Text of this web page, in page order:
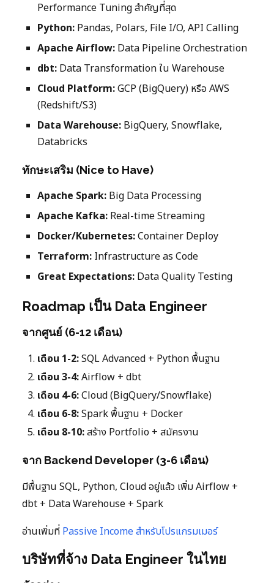
Performance Tuning สำคัญที่สุด
Python: Pandas, Polars, File I/O, API Calling
Apache Airflow: Data Pipeline Orchestration
dbt: Data Transformation ใน Warehouse
Cloud Platform:GCP (BigQuery) หรือ AWS
(Redshift/S3)
Data Warehouse: BigQuery, Snowflake,
Databricks
ทักษะเสริม (Nice to Have)
Apache Spark: Big Data Processing
Apache Kafka: Real-time Streaming
Docker/Kubernetes:Container Deploy
Terraform: Infrastructure as Code
Great Expectations: Data Quality Testing
Roadmap เป็น Data Engineer
จากศูนย์ (6-12 เดือน)
เดือน 1-2:SQL Advanced + Python พื้นฐาน
เดือน 3-4:Airflow + dbt
เดือน 4-6:Cloud (BigQuery/Snowflake)
เดือน 6-8:Spark พื้นฐาน + Docker
เดือน 8-10:สร้าง Portfolio + สมัครงาน
จาก Backend Developer (3-6 เดือน)
มีพื้นฐาน SQL, Python, Cloud อยู่แล้ว เพิ่ม Airflow +
dbt + Data Warehouse + Spark
อ่านเพิ่มที่ Passive Income สำหรับโปรแกรมเมอร์
บริษัทที่จ้าง Data Engineer ในไทย